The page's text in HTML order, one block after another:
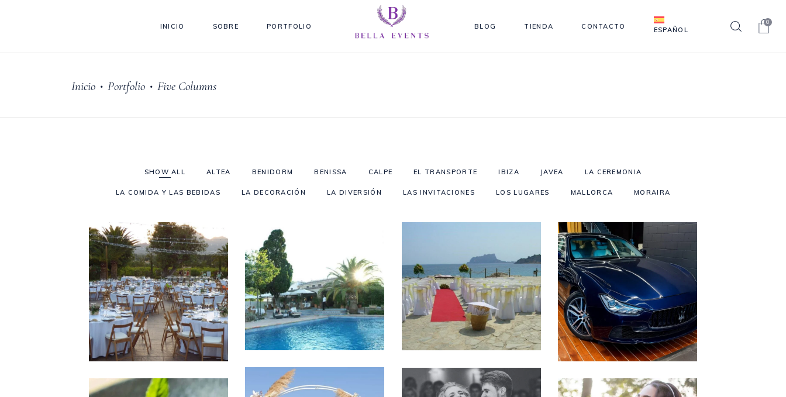
INICIO SOBRE PORTFOLIO BLOG TIENDA CONTACTO ESPAÑOL
0
Inicio • Portfolio • Five Columns
SHOW ALL ALTEA BENIDORM BENISSA CALPE EL TRANSPORTE IBIZA JAVEA LA CEREMONIA
LA COMIDA Y LAS BEBIDAS LA DECORACIÓN LA DIVERSIÓN LAS INVITACIONES LOS LUGARES MALLORCA MORAIRA
Benidorm
FINCA CAMINO
VIEJO
Calpe
CASA DEL MACO
Moraira
CASTILLO DE
MORAIRA
El Transporte
COCHES DE LUJO